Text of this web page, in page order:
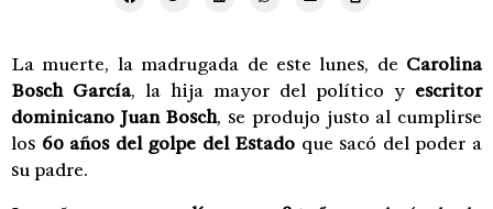
La muerte, la madrugada de este lunes, de Carolina
Bosch García, la hija mayor del político y escritor
dominicano Juan Bosch, se produjo justo al cumplirse
los 60 años del golpe del Estado que sacó del poder a
su padre.